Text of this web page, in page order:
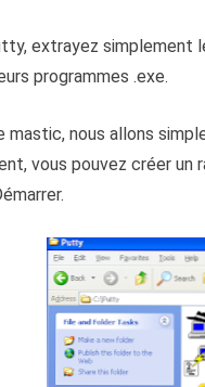
extrayez simplement
programmes .exe.
mastic, nous allons
vous pouvez créer un